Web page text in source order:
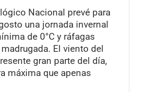
Nacional prevé para
una jornada invernal
de 0°C y ráfagas
El viento del
gran parte del día,
máxima que apenas